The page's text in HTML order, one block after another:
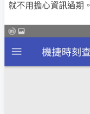
就不用擔心資訊過期。